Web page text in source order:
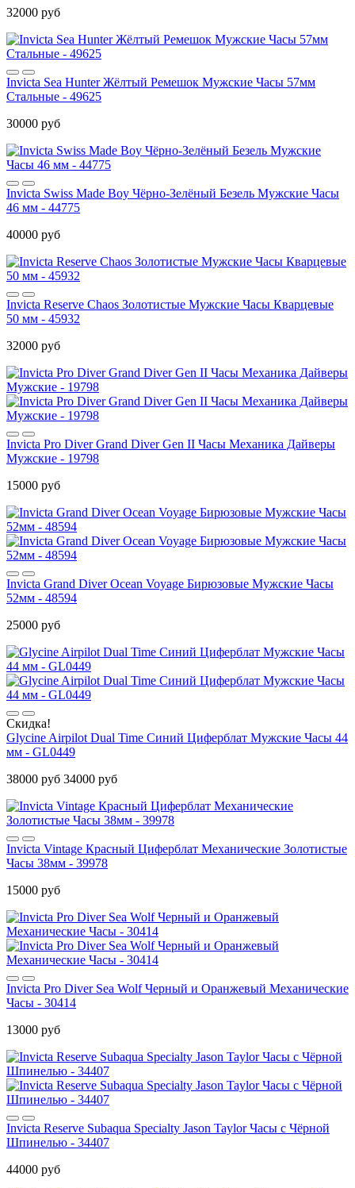
32000 руб
Invicta Sea Hunter Жёлтый Ремешок Мужские Часы 57мм
Стальные - 49625
30000 руб
Invicta Swiss Made Boy Чёрно-Зелёный Безель Мужские Часы
46 мм - 44775
40000 руб
Invicta Reserve Chaos Золотистые Мужские Часы Кварцевые
50 мм - 45932
32000 руб
Invicta Pro Diver Grand Diver Gen II Часы Механика Дайверы
Мужские - 19798
15000 руб
Invicta Grand Diver Ocean Voyage Бирюзовые Мужские Часы
52мм - 48594
25000 руб
Скидка!
Glycine Airpilot Dual Time Синий Циферблат Мужские Часы 44
мм - GL0449
38000 руб 34000 руб
Invicta Vintage Красный Циферблат Механические Золотистые
Часы 38мм - 39978
15000 руб
Invicta Pro Diver Sea Wolf Черный и Оранжевый Механические
Часы - 30414
13000 руб
Invicta Reserve Subaqua Specialty Jason Taylor Часы с Чёрной
Шпинелью - 34407
44000 руб